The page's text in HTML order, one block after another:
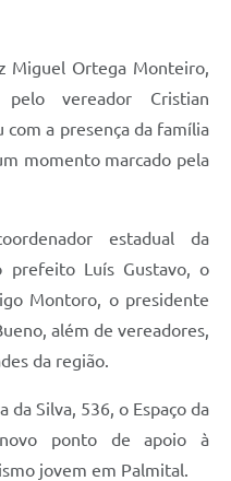
Miguel Ortega Monteiro,
vereador Cristian
a presença da família
momento marcado pela
estadual da
prefeito Luís Gustavo, o
Montoro, o presidente
além de vereadores,
da região.
da Silva, 536, o Espaço da
ponto de apoio à
jovem em Palmital.